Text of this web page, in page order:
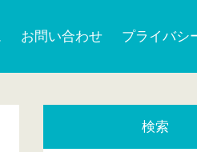
お問い合わせ プライバシ
検索